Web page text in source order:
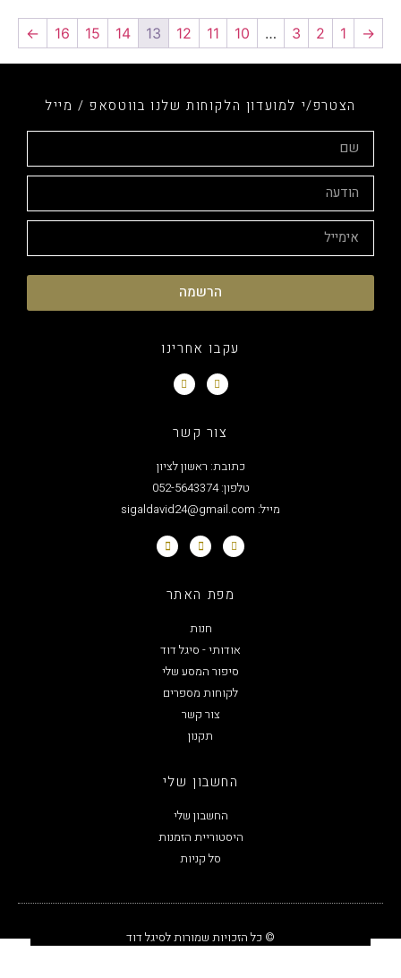
1
2
3
…
10
11
12
13
14
15
16
←
הצטרפ/י למועדון הלקוחות שלנו בווטסאפ / מייל
הרשמה
עקבו אחרינו
צור קשר
כתובת: ראשון לציון
טלפון: 052-5643374
מפת האתר
אודותי - סיגל דוד
סיפור המסע שלי
לקוחות מספרים
צור קשר
החשבון שלי
החשבון שלי
היסטוריית הזמנות
סל קניות
© כל הזכויות שמורות לסיגל דוד